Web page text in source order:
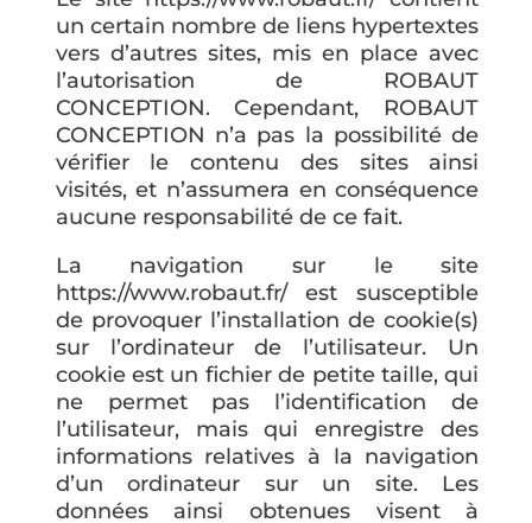
un certain nombre de liens hypertextes
vers d’autres sites, mis en place avec
l’autorisation de ROBAUT
CONCEPTION. Cependant, ROBAUT
CONCEPTION n’a pas la possibilité de
vérifier le contenu des sites ainsi
visités, et n’assumera en conséquence
aucune responsabilité de ce fait.
La navigation sur le site
https://www.robaut.fr/ est susceptible
de provoquer l’installation de cookie(s)
sur l’ordinateur de l’utilisateur. Un
cookie est un fichier de petite taille, qui
ne permet pas l’identification de
l’utilisateur, mais qui enregistre des
informations relatives à la navigation
d’un ordinateur sur un site. Les
données ainsi obtenues visent à